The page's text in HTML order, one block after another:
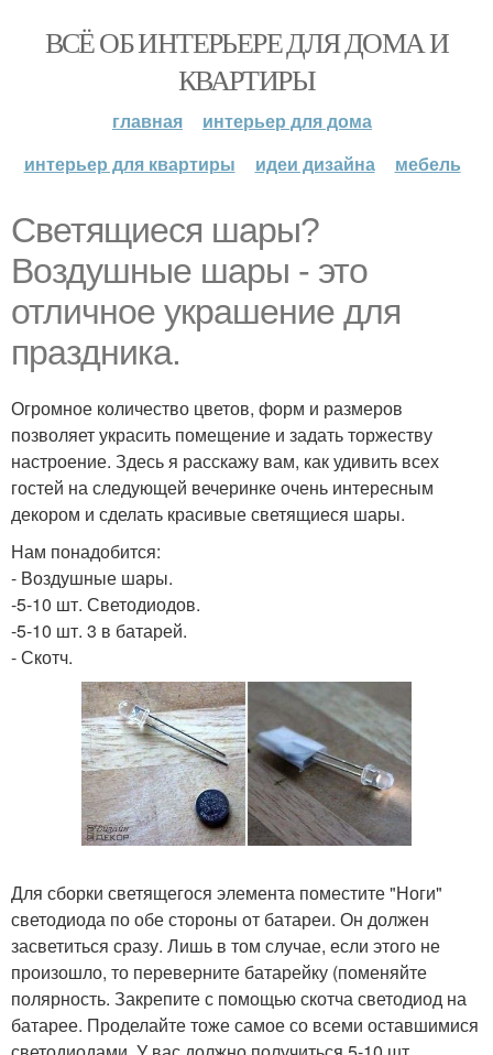
ВСЁ ОБ ИНТЕРЬЕРЕ ДЛЯ ДОМА И
КВАРТИРЫ
главная
интерьер для дома
интерьер для квартиры
идеи дизайна мебель
Светящиеся шары?
Воздушные шары - это
отличное украшение для
праздника.
Огромное количество цветов, форм и размеров
позволяет украсить помещение и задать торжеству
настроение. Здесь я расскажу вам, как удивить всех
гостей на следующей вечеринке очень интересным
декором и сделать красивые светящиеся шары.
Нам понадобится:
- Воздушные шары.
-5-10 шт. Светодиодов.
-5-10 шт. 3 в батарей.
- Скотч.
Для сборки светящегося элемента поместите "Ноги"
светодиода по обе стороны от батареи. Он должен
засветиться сразу. Лишь в том случае, если этого не
произошло, то переверните батарейку (поменяйте
полярность. Закрепите с помощью скотча светодиод на
батарее. Проделайте тоже самое со всеми оставшимися